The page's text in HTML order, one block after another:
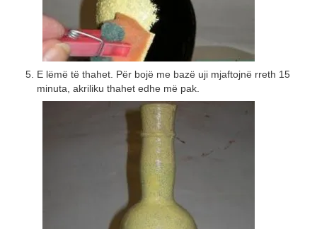
E lëmë të thahet. Për bojë me bazë uji mjaftojnë rreth 15
minuta, akriliku thahet edhe më pak.